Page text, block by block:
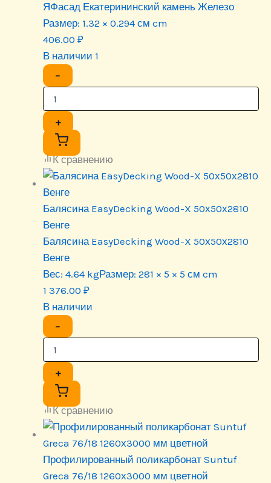
ЯФасад Екатерининский камень Железо
Размер: 1.32 × 0.294 см cm
406.00 ₽
В наличии 1
−
+
К сравнению
Балясина EasyDecking Wood-X 50х50х2810
Венге
Балясина EasyDecking Wood-X 50х50х2810
Венге
Вес: 4.64 kgРазмер: 281 × 5 × 5 см cm
1 376.00 ₽
В наличии
−
+
К сравнению
Профилированный поликарбонат Suntuf
Greca 76/18 1260х3000 мм цветной